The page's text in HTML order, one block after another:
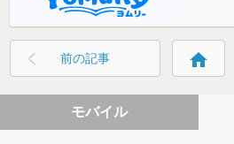
前の記事 home
モバイル